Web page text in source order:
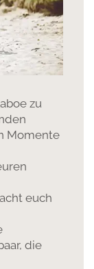
zu
Momente
euch
die